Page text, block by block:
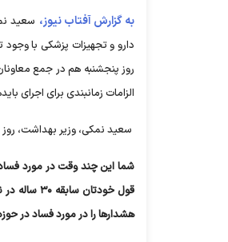
به گزارش آفتاب نیوز،
دارو و تجهیزات پزشکی با
الزامات زمانبندی برای اجرای
سعید نمکی، وزیر بهداشت، روز
شما این چند وقت در مورد
قول
هشدارها را در مورد فساد در